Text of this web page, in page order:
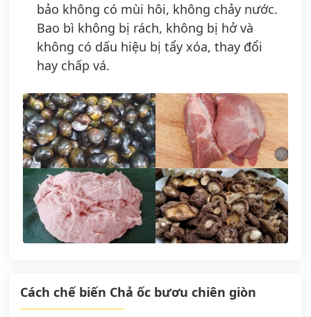
bảo không có mùi hôi, không chảy nước.
Bao bì không bị rách, không bị hở và
không có dấu hiệu bị tẩy xóa, thay đổi
hay chấp vá.
Cách chế biến Chả ốc bươu chiên giòn